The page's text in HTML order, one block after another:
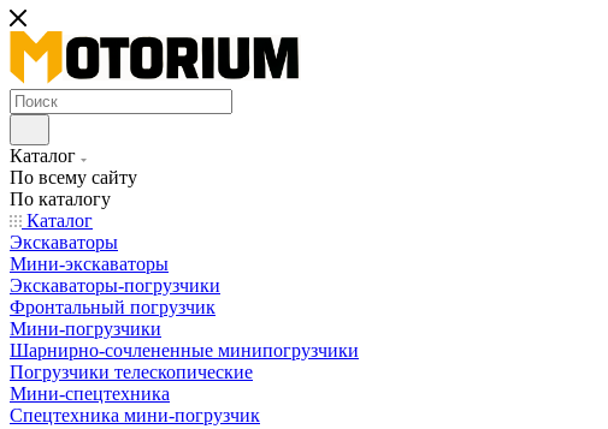
Каталог
По всему сайту
По каталогу
Каталог
Экскаваторы
Мини-экскаваторы
Экскаваторы-погрузчики
Фронтальный погрузчик
Мини-погрузчики
Шарнирно-сочлененные минипогрузчики
Погрузчики телескопические
Мини-спецтехника
Спецтехника мини-погрузчик